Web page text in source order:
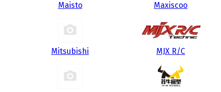
Maisto Maxiscoo
Mitsubishi MJX R/C